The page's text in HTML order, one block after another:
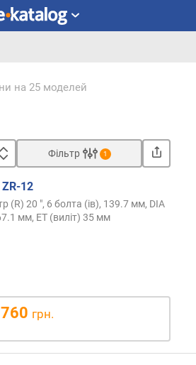
на 25 моделей
Фільтр 1
ZR-12
(R) 20 ", 6 болта (ів), 139.7 мм, DIA
мм, ET (виліт) 35 мм
грн.